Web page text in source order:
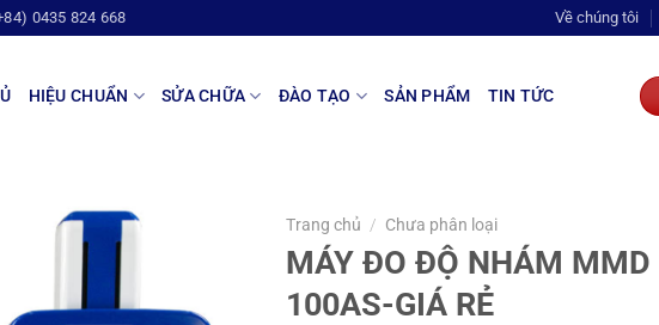
0435 824 668 Về chúng tôi
HIỆU CHUẨN SỬA CHỮA ĐÀO TẠO SẢN PHẨM TIN TỨC
Trang chủ / Chưa phân loại
MÁY ĐO ĐỘ NHÁM MMD
100AS-GIÁ RẺ